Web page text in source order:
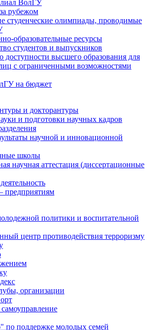
ВолГУ
рубежом
студенческие олимпиады, проводимые
образовательные ресурсы
студентов и выпускников
высшего образования для
с ограниченными возможностями
на бюджет
и докторантуры
и подготовки научных кадров
научной и инновационной
школы
научная аттестация (диссертационные
предприятиям
политики и воспитательной
центр противодействия терроризму
организации
по поддержке молодых семей